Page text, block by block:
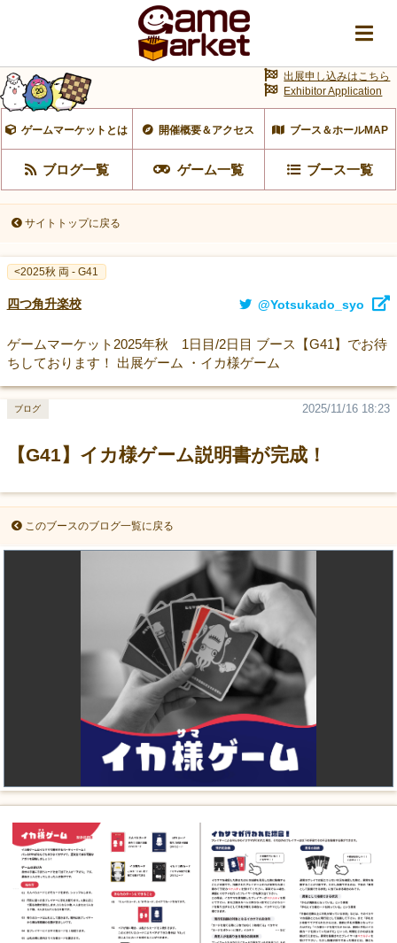
ゲームマーケットとは 開催概要＆アクセス ブース＆ホールMAP
ブログ一覧 ゲーム一覧 ブース一覧
出展申し込みはこちら
Exhibitor Application
サイトトップに戻る
<2025秋 両 - G41
四つ角升楽校 @Yotsukado_syo
ゲームマーケット2025年秋 1日目/2日目 ブース【G41】でお待
ちしております！ 出展ゲーム ・イカ様ゲーム
【G41】イカ様ゲーム説明書が完成！
2025/11/16 18:23
ブログ
このブースのブログ一覧に戻る